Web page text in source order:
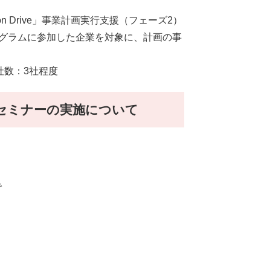
」事業計画実行支援（フェーズ2）
ラムに参加した企業を対象に、計画の事
：3社程度
ナーの実施について